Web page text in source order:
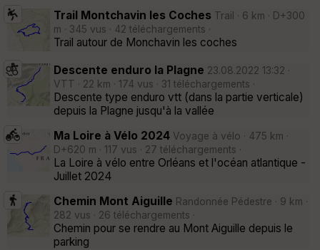
Trail Montchavin les Coches Trail · 6 km · D+300
m · 345 vus · 42 téléchargements ·
Trail autour de Monchavin les coches
Descente enduro la Plagne 23.08.2022 13:32 ·
VTT · 22 km · 174 vus · 31 téléchargements ·
Descente type enduro vtt (dans la partie verticale)
depuis la Plagne jusqu'à la vallée
Ma Loire à Vélo 2024 Voyage à vélo · 475 km ·
D+620 m · 117 vus · 27 téléchargements ·
La Loire à vélo entre Orléans et l'océan atlantique -
Juillet 2024
Chemin Mont Aiguille Randonnée Pédestre · 9 km ·
282 vus · 26 téléchargements ·
Chemin pour se rendre au Mont Aiguille depuis le
parking